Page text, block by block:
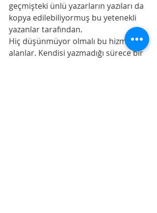
geçmişteki ünlü yazarların yazıları da
kopya edilebiliyormuş bu yetenekli
yazanlar tarafından.
Hiç düşünmüyor olmalı bu hizmeti
alanlar. Kendisi yazmadığı sürece bir